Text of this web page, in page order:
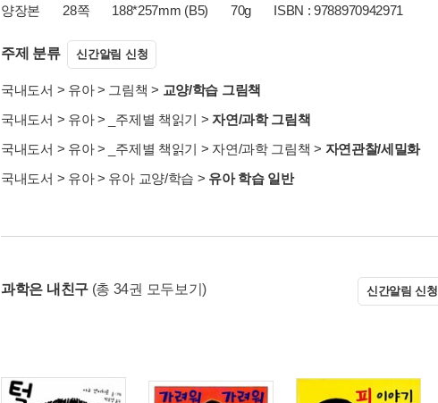
양장본 28쪽 188*257mm (B5) 70g ISBN : 9788970942971
주제 분류 신간알림 신청
국내도서 > 유아> 그림책 > 교양/학습 그림책
국내도서 > 유아> _주제별 책읽기 >자연/과학 그림책
국내도서 > 유아> _주제별 책읽기 > 자연/과학 그림책 > 자연관찰/세밀화
국내도서 > 유아> 유아 교양/학습 > 유아 학습 일반
과학은 내친구 (총 34권 모두보기) 신간알림 신청